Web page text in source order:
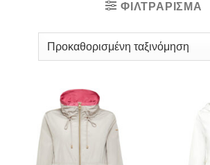
ΦΙΛΤΡΆΡΙΣΜΑ